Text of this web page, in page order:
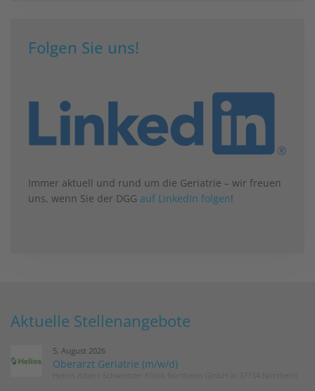
Folgen Sie uns!
Immer aktuell und rund um die Geriatrie – wir freuen
uns, wenn Sie der DGG auf LinkedIn folgen!
Aktuelle Stellenangebote
5. August 2026
Oberarzt Geriatrie (m/w/d)